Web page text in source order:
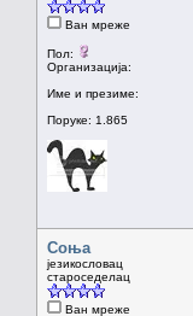
Ван мреже
Пол:
Организација:
Име и презиме:
Поруке: 1.865
Соња
језикословац
староседелац
Ван мреже